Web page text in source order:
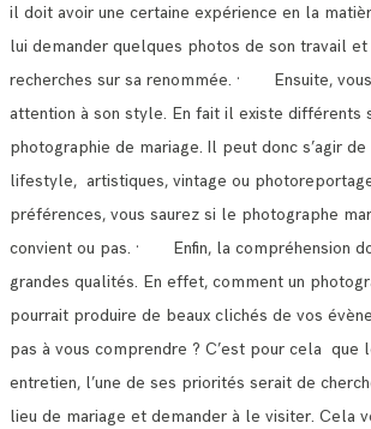
il doit avoir une certaine expérience en la
lui demander quelques photos de son travail
recherches sur sa renommée. · Ensuite,
attention à son style. En fait il existe différents
photographie de mariage. Il peut donc s’agir
lifestyle, artistiques, vintage ou
préférences, vous saurez si le photographe
convient ou pas. · Enfin, la compréhension
grandes qualités. En effet, comment un
pourrait produire de beaux clichés de vos
pas à vous comprendre ? C’est pour cela que
entretien, l’une de ses priorités serait de
lieu de mariage et demander à le visiter. Cela